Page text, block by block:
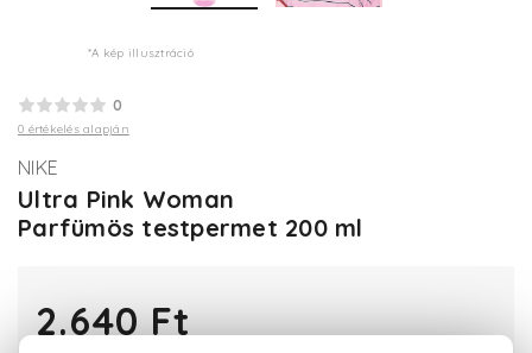
*A kép illusztráció
0
0 értékelés alapján
NIKE
Ultra Pink Woman
Parfümös testpermet 200 ml
2.640 Ft